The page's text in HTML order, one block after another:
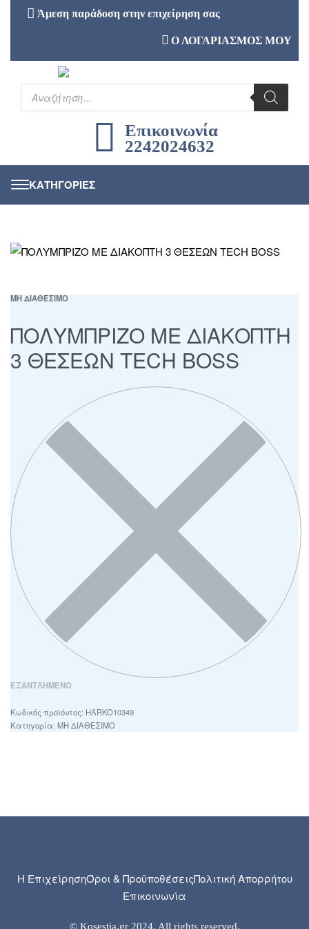
Άμεση παράδοση στην επιχείρηση σας
Ο ΛΟΓΑΡΙΑΣΜΟΣ ΜΟΥ
Επικοινωνία
2242024632
ΜΗ ΔΙΑΘΕΣΙΜΟ
ΠΟΛΥΜΠΡΙΖΟ ΜΕ ΔΙΑΚΟΠΤΗ
3 ΘΕΣΕΩΝ TECH BOSS
ΕΞΑΝΤΛΗΜΈΝΟ
HARKO10349
Κατηγορία: ΜΗ ΔΙΑΘΕΣΙΜΟ
Η ΕπιχείρησηΌροι & ΠροϋποθέσειςΠολιτική Απορρήτου
Επικοινωνία
© Kosestia.gr 2024. All rights reserved.